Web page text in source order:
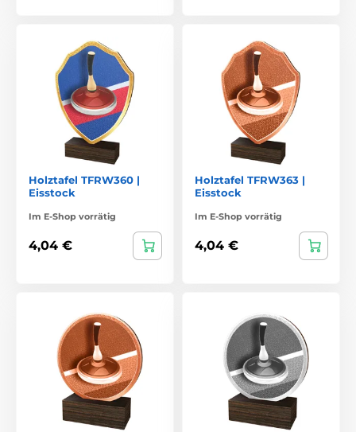
Holztafel TFRW360 |
Eisstock
Im E-Shop vorrätig
4,04 €
Holztafel TFRW363 |
Eisstock
Im E-Shop vorrätig
4,04 €